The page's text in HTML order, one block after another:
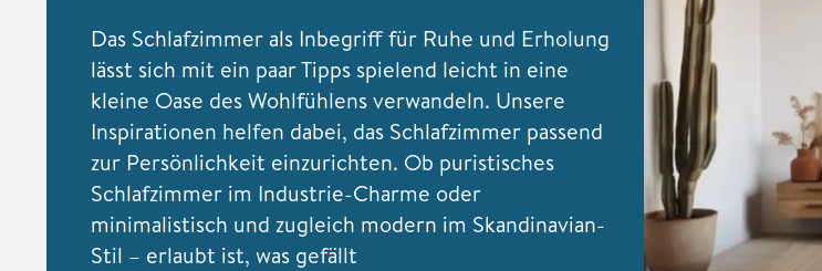
Das Schlafzimmer als Inbegriff für Ruhe und Erholung
lässt sich mit ein paar Tipps spielend leicht in eine
kleine Oase des Wohlfühlens verwandeln. Unsere
Inspirationen helfen dabei, das Schlafzimmer passend
zur Persönlichkeit einzurichten. Ob puristisches
Schlafzimmer im Industrie-Charme oder
minimalistisch und zugleich modern im Skandinavian-
Stil – erlaubt ist, was gefällt